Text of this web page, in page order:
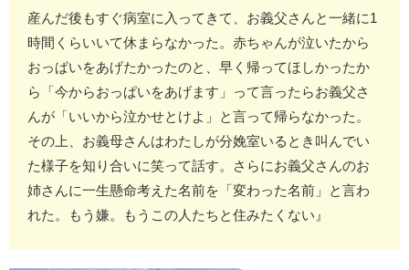
産んだ後もすぐ病室に入ってきて、お義父さんと一緒に1
時間くらいいて休まらなかった。赤ちゃんが泣いたから
おっぱいをあげたかったのと、早く帰ってほしかったか
ら「今からおっぱいをあげます」って言ったらお義父さ
んが「いいから泣かせとけよ」と言って帰らなかった。
その上、お義母さんはわたしが分娩室いるとき叫んでい
た様子を知り合いに笑って話す。さらにお義父さんのお
姉さんに一生懸命考えた名前を「変わった名前」と言わ
れた。もう嫌。もうこの人たちと住みたくない』